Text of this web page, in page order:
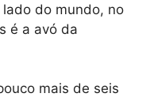
do mundo, no
é a avó da
mais de seis